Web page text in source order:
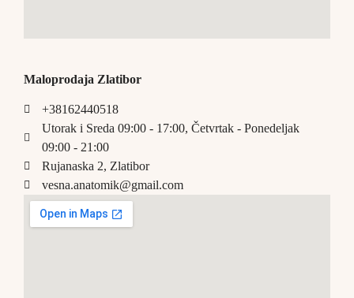
Maloprodaja Zlatibor
+38162440518
Utorak i Sreda 09:00 - 17:00, Četvrtak - Ponedeljak
09:00 - 21:00
Rujanaska 2, Zlatibor
vesna.anatomik@gmail.com​